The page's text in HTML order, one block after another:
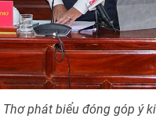
phát biểu đóng góp ý